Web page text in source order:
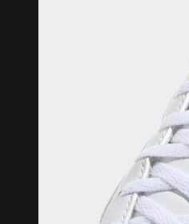
K-swiss
Yonex
Mikasa
RSL